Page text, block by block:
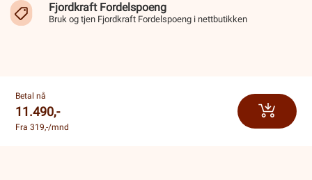
Fjordkraft Fordelspoeng
Bruk og tjen Fjordkraft Fordelspoeng i nettbutikken
Betal nå
11.490,-
Fra 319,-/mnd